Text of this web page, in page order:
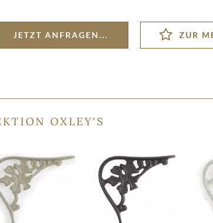
JETZT ANFRAGEN...
OXLEY'S